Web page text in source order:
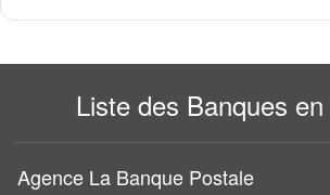
Liste des Banques
Agence La Banque Postale